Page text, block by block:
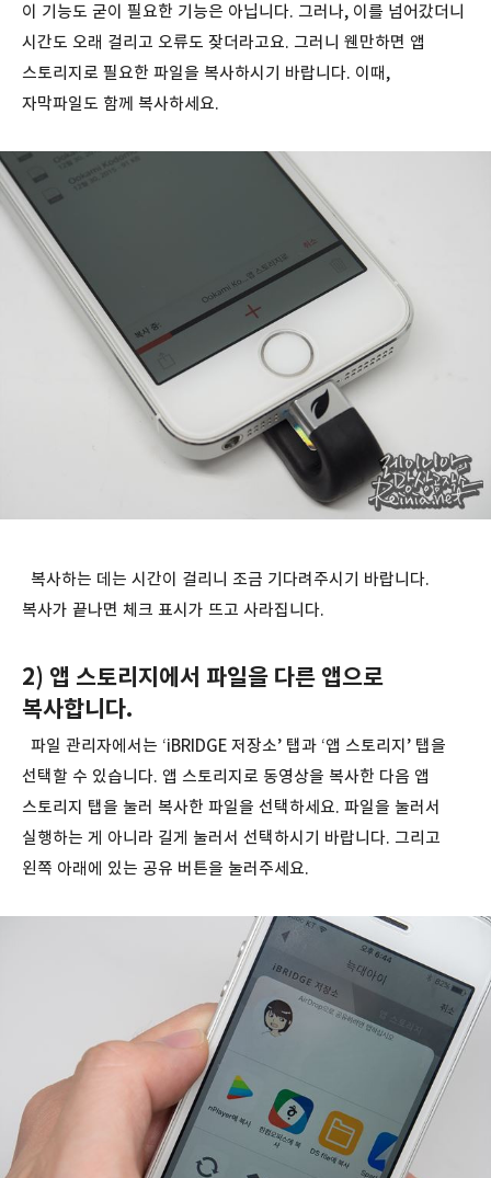
이 기능도 굳이 필요한 기능은 아닙니다. 그러나, 이를 넘어갔더니
시간도 오래 걸리고 오류도 잦더라고요. 그러니 웬만하면 앱
스토리지로 필요한 파일을 복사하시기 바랍니다. 이때,
자막파일도 함께 복사하세요.
복사하는 데는 시간이 걸리니 조금 기다려주시기 바랍니다.
복사가 끝나면 체크 표시가 뜨고 사라집니다.
2) 앱 스토리지에서 파일을 다른 앱으로
복사합니다.
파일 관리자에서는 ‘iBRIDGE 저장소’ 탭과 ‘앱 스토리지’ 탭을
선택할 수 있습니다. 앱 스토리지로 동영상을 복사한 다음 앱
스토리지 탭을 눌러 복사한 파일을 선택하세요. 파일을 눌러서
실행하는 게 아니라 길게 눌러서 선택하시기 바랍니다. 그리고
왼쪽 아래에 있는 공유 버튼을 눌러주세요.